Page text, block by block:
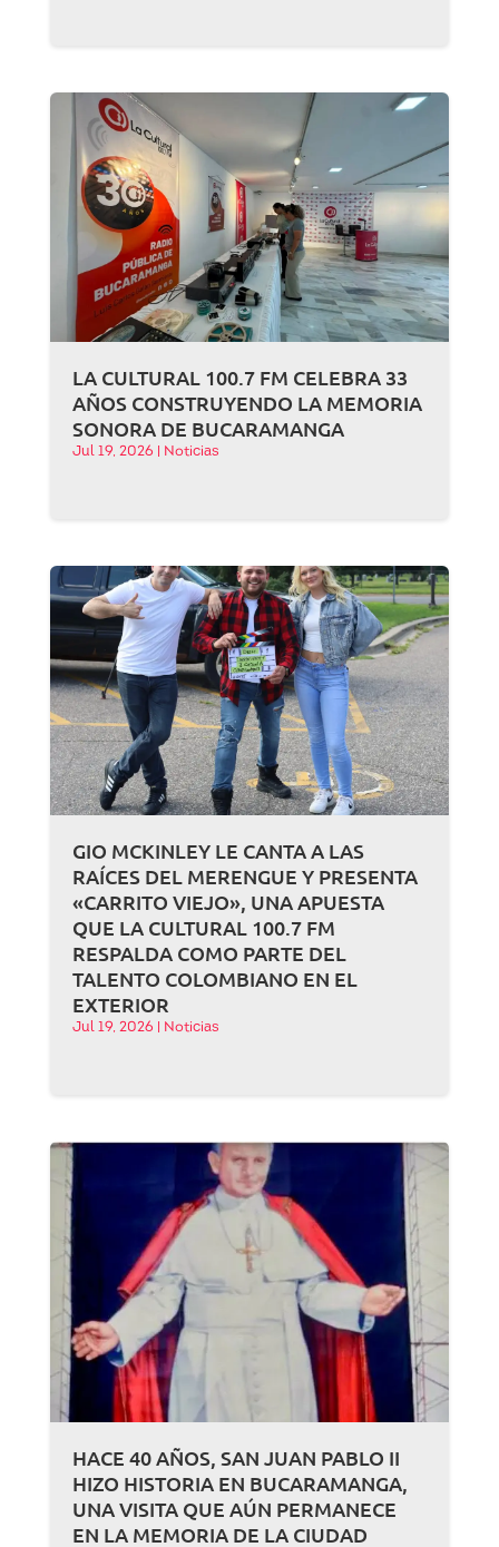
LA CULTURAL 100.7 FM CELEBRA 33
AÑOS CONSTRUYENDO LA MEMORIA
SONORA DE BUCARAMANGA
Jul 19, 2026 Noticias
GIO MCKINLEY LE CANTA A LAS
RAÍCES DEL MERENGUE Y PRESENTA
«CARRITO VIEJO», UNA APUESTA
QUE LA CULTURAL 100.7 FM
RESPALDA COMO PARTE DEL
TALENTO COLOMBIANO EN EL
EXTERIOR
Jul 19, 2026 Noticias
HACE 40 AÑOS, SAN JUAN PABLO II
HIZO HISTORIA EN BUCARAMANGA,
UNA VISITA QUE AÚN PERMANECE
EN LA MEMORIA DE LA CIUDAD